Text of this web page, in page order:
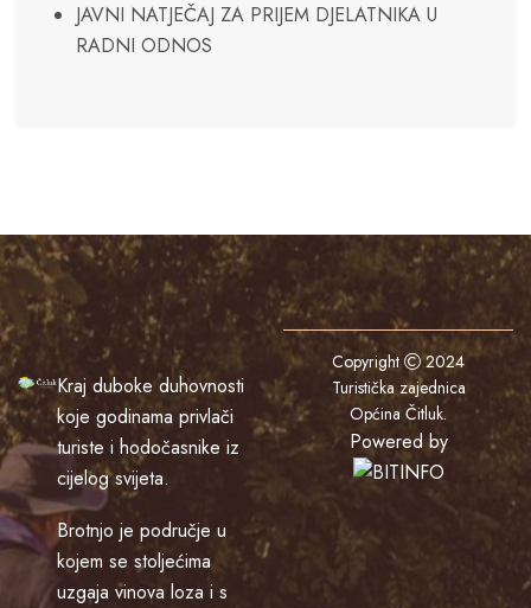
JAVNI NATJEČAJ ZA PRIJEM DJELATNIKA U
RADNI ODNOS
Kraj duboke duhovnosti
koje godinama privlači
turiste i hodočasnike iz
cijelog svijeta.
Brotnjo je područje u
kojem se stoljećima
uzgaja vinova loza i s
Copyright
2024
Turistička zajednica
Općina Čitluk.
Powered by